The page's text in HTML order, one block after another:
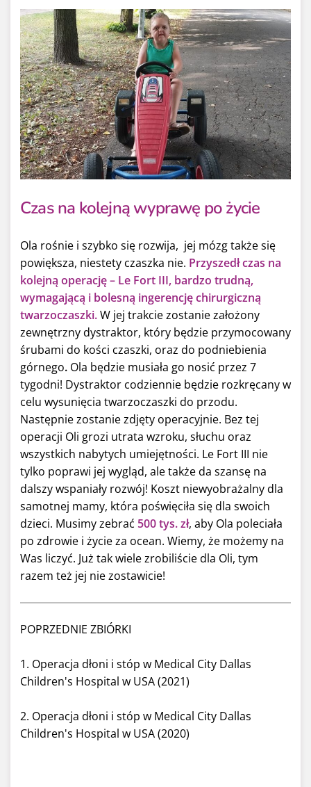
Czas na kolejną wyprawę po życie
Ola rośnie i szybko się rozwija, jej mózg także się
powiększa, niestety czaszka nie. Przyszedł czas na
kolejną operację – Le Fort III, bardzo trudną,
wymagającą i bolesną ingerencję chirurgiczną
twarzoczaszki.W jej trakcie zostanie założony
zewnętrzny dystraktor, który będzie przymocowany
śrubami do kości czaszki, oraz do podniebienia
górnego. Ola będzie musiała go nosić przez 7
tygodni! Dystraktor codziennie będzie rozkręcany w
celu wysunięcia twarzoczaszki do przodu.
Następnie zostanie zdjęty operacyjnie. Bez tej
operacji Oli grozi utrata wzroku, słuchu oraz
wszystkich nabytych umiejętności. Le Fort III nie
tylko poprawi jej wygląd, ale także da szansę na
dalszy wspaniały rozwój! Koszt niewyobrażalny dla
samotnej mamy, która poświęciła się dla swoich
dzieci. Musimy zebrać 500 tys. zł, aby Ola poleciała
po zdrowie i życie za ocean. Wiemy, że możemy na
Was liczyć. Już tak wiele zrobiliście dla Oli, tym
razem też jej nie zostawicie!
POPRZEDNIE ZBIÓRKI
1. Operacja dłoni i stóp w Medical City Dallas
Children's Hospital w USA (2021)
2. Operacja dłoni i stóp w Medical City Dallas
Children's Hospital w USA (2020)